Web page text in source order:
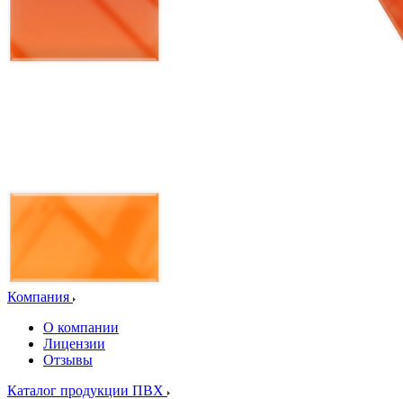
Компания
О компании
Лицензии
Отзывы
Каталог продукции ПВХ